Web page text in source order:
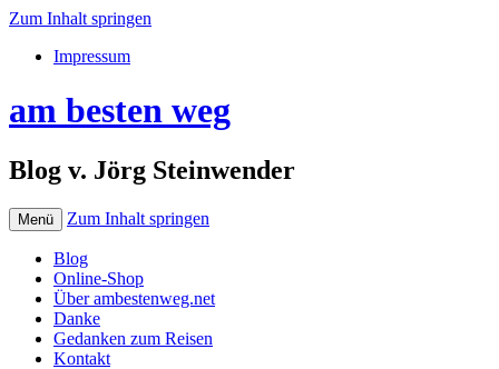
Zum Inhalt springen
Impressum
am besten weg
Blog v. Jörg Steinwender
Menü Zum Inhalt springen
Blog
Online-Shop
Über ambestenweg.net
Danke
Gedanken zum Reisen
Kontakt